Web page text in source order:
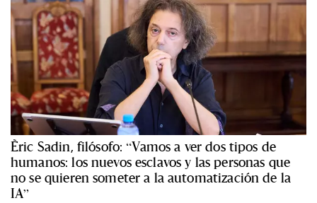
Èric Sadin, filósofo: “Vamos a ver dos tipos de
humanos: los nuevos esclavos y las personas que
no se quieren someter a la automatización de la
IA”